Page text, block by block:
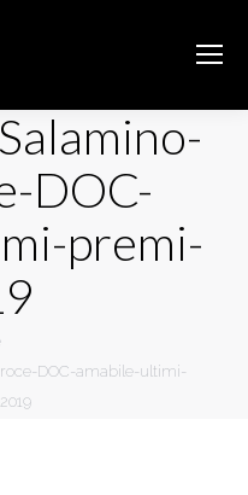
DOC-
premi-
DOC-amabile-ultimi-